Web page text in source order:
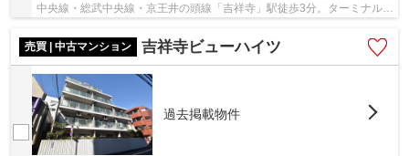
中央線・総武中央線・京王井の頭線「吉祥寺」駅徒歩3分。ターミナル駅
売買 | 中古マンション
吉祥寺ビューハイツ
過去掲載物件